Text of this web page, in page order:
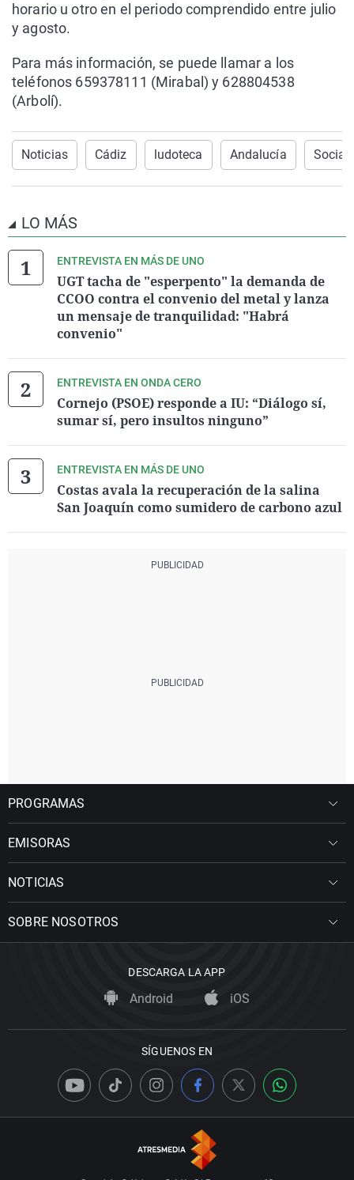
horario u otro en el periodo comprendido entre julio
y agosto.
Para más información, se puede llamar a los
teléfonos 659378111 (Mirabal) y 628804538
(Arbolí).
Noticias Cádiz ludoteca Andalucía Social
LO MÁS
ENTREVISTA EN MÁS DE UNO
UGT tacha de "esperpento" la demanda de
CCOO contra el convenio del metal y lanza
un mensaje de tranquilidad: "Habrá
convenio"
ENTREVISTA EN ONDA CERO
Cornejo (PSOE) responde a IU: “Diálogo sí,
sumar sí, pero insultos ninguno”
ENTREVISTA EN MÁS DE UNO
Costas avala la recuperación de la salina
San Joaquín como sumidero de carbono azul
PROGRAMAS
EMISORAS
NOTICIAS
SOBRE NOSOTROS
DESCARGA LA APP
Android iOS
SÍGUENOS EN